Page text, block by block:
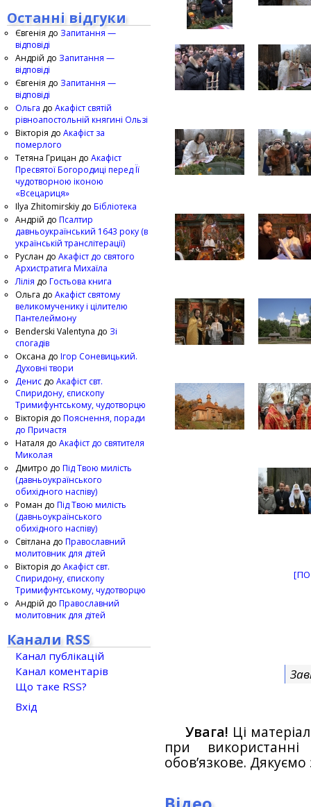
Увага! Ці
при
обов’язкове.
Останні відгуки
Євгенія до Запитання —
відповіді
Андрій до Запитання —
відповіді
Євгенія до Запитання —
відповіді
Ольга до Акафіст святій
рівноапостольній княгині Ользі
Вікторія до Акафіст за
померлого
Тетяна Грицан до Акафіст
Пресвятої Богородиці перед Її
чудотворною іконою
«Всецариця»
Ilya Zhitomirskiy до Бібліотека
Андрій до Псалтир
давньоукраїнський 1643 року (в
українській транслітерації)
Руслан до Акафіст до святого
Архистратига Михаїла
Лілія до Гостьова книга
Ольга до Акафіст святому
великомученику і цілителю
Пантелеймону
Benderski Valentyna до Зі
спогадів
Оксана до Ігор Соневицький.
Духовні твори
Денис до Акафіст свт.
Спиридону, єпископу
Тримифунтському, чудотворцю
Вікторія до Пояснення, поради
до Причастя
Наталя до Акафіст до святителя
Миколая
Дмитро до Під Твою милість
(давньоукраїнського
обихідного наспіву)
Роман до Під Твою милість
(давньоукраїнського
обихідного наспіву)
Світлана до Православний
молитовник для дітей
Вікторія до Акафіст свт.
Спиридону, єпископу
Тримифунтському, чудотворцю
Андрій до Православний
молитовник для дітей
Канали RSS
Канал публікацій
Канал коментарів
Що таке RSS?
Вхід